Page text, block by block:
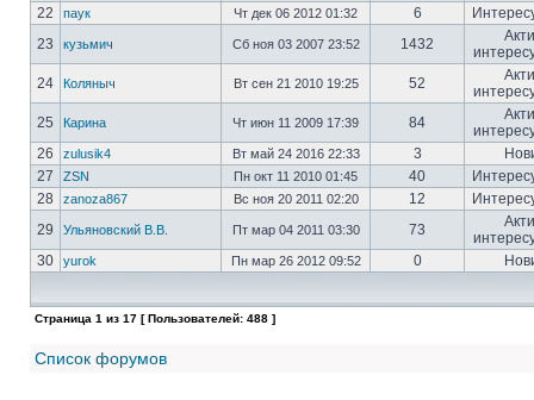
22
паук Чт дек 06 2012 01:32 6
23
кузьмич Сб ноя 03 2007 23:52 1432
24
Коляныч Вт сен 21 2010 19:25 52
25
Карина Чт июн 11 2009 17:39 84
26
zulusik4 Вт май 24 2016 22:33 3
27
ZSN Пн окт 11 2010 01:45 40
28
zanoza867 Вс ноя 20 2011 02:20 12
29
Ульяновский В.В. Пт мар 04 2011 03:30 73
30
yurok Пн мар 26 2012 09:52 0
Страница 1 из 17 [ Пользователей: 488 ]
Список форумов